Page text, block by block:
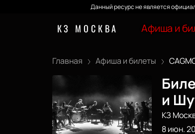
Данный ресурс не является
КЗ МОСКВА Афиша и
Главная Афиша и билеты
и
КЗ
8 июн.